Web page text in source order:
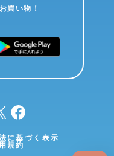
買い物！
facebook
に基づく表示
規約